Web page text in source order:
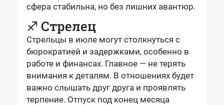
сфера стабильна, но без лишних авантюр.
♐ Стрелец
Стрельцы в июле могут столкнуться с
бюрократией и задержками, особенно в
работе и финансах. Главное — не терять
внимания к деталям. В отношениях будет
важно слышать друг друга и проявлять
терпение. Отпуск под конец месяца